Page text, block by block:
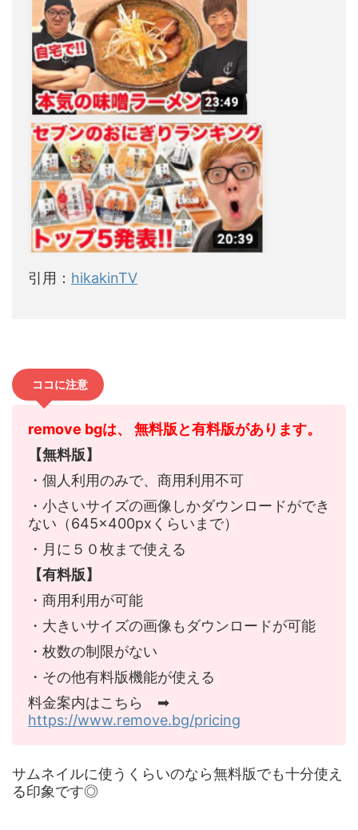
引用： hikakinTV
ココに注意
remove bgは、 無料版と有料版があります。
【無料版】
・個人利用のみで、商用利用不可
・小さいサイズの画像しかダウンロードができ
ない（645×400pxくらいまで）
・月に５０枚まで使える
【有料版】
・商用利用が可能
・大きいサイズの画像もダウンロードが可能
・枚数の制限がない
・その他有料版機能が使える
料金案内はこちら ➡︎
https://www.remove.bg/pricing
サムネイルに使うくらいのなら無料版でも十分使え
る印象です◎